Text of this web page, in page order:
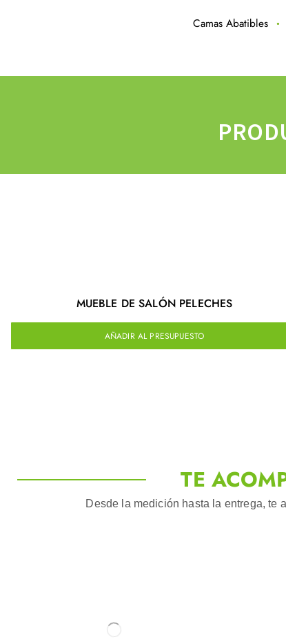
Camas Abatibles
MUEBLE DE SALÓN PELECHES
AÑADIR AL PRESUPUESTO
TE
Desde la medición hasta la entrega, te